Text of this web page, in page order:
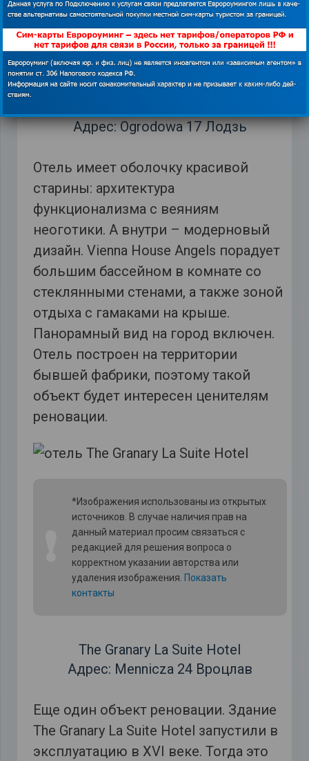
редакцией для решения вопроса о
корректном указании авторства или
удаления изображения.Показать
контакты
Адрес: Ogrodowa 17 Лодзь
Отель имеет оболочку красивой
старины: архитектура
функционализма с веяниям
неоготики. А внутри – модерновый
дизайн. Vienna House Angels порадует
большим бассейном в комнате со
стеклянными стенами, а также зоной
отдыха с гамаками на крыше.
Панорамный вид на город включен.
Отель построен на территории
бывшей фабрики, поэтому такой
объект будет интересен ценителям
реновации.
*Изображения использованы из открытых
источников. В случае наличия прав на
данный материал просим связаться с
редакцией для решения вопроса о
корректном указании авторства или
удаления изображения. Показать
контакты
The Granary La Suite Hotel
Адрес: Mennicza 24 Вроцлав
Еще один объект реновации. Здание
The Granary La Suite Hotel запустили в
эксплуатацию в XVI веке. Тогда это